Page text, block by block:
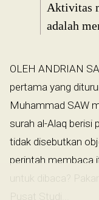
Aktivitas
adalah
OLEH ANDRIAN
pertama yang
Muhammad SAW
surah al-Alaq berisi
tidak disebutkan
perintah membaca
untuk dibaca?
Pusat Studi...